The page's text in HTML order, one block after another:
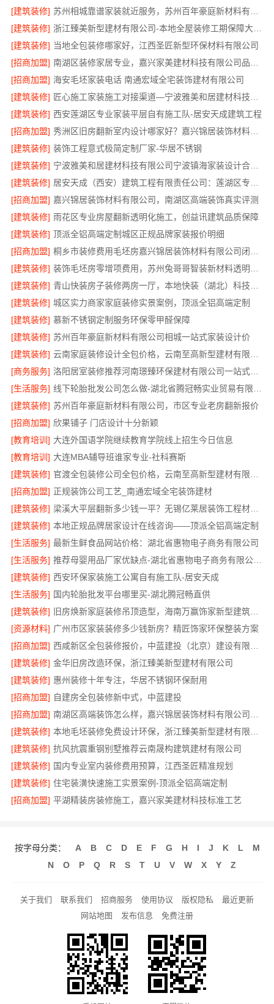
[建筑装修]
[建筑装修]
浙江臻美新型建材有限公司-本地全屋装修工期保障大平层
[建筑装修] 当地全包装修哪家好，江西圣匠新型环保材料有限公司
[招商加盟]
[招商加盟] 海安毛坯家装电话 南通宏域全宅装饰建材有限公司
[建筑装修]
[建筑装修] 西安莲湖区专业家装平层自有施工队-居安天成建筑工程
[招商加盟]
秀洲区旧房翻新室内设计哪家好？嘉兴锦居装饰材料有限公司靠谱
[建筑装修] 装饰工程意式极简定制厂家-华居不锈钢
[建筑装修]
宁波雅美和居建材科技有限公司宁波镇海家装设计合作联系方式
[建筑装修]
[招商加盟] 嘉兴锦居装饰材料有限公司，南湖区高端装饰真实评测
[建筑装修] 雨花区专业房屋翻新透明化施工，创益讯建筑品质保障
[建筑装修] 顶派全铝高端定制城区正规品牌家装报价明细
[招商加盟]
[建筑装修]
[建筑装修]
[建筑装修] 城区实力商家家庭装修实景案例，顶派全铝高端定制
[建筑装修] 慕新不锈钢定制服务环保零甲醛保障
[建筑装修] 苏州百年豪庭新材料有限公司相城一站式家装设计价
[建筑装修]
[商务服务]
洛阳居室装修推荐河南璟臻环保建材有限公司一站式服务
[生活服务]
[建筑装修] 苏州百年豪庭新材料有限公司，市区专业老房翻新报价
[招商加盟] 欣果铺子 门店设计十分新颖
[教育培训] 大连外国语学院继续教育学院线上招生今日信息
[教育培训] 大连MBA辅导班谁家专业-社科赛斯
[建筑装修]
[招商加盟] 正规装饰公司工艺_南通宏域全宅装饰建材
[建筑装修]
梁溪大平层翻新多少钱一平？无锡亿莱居装饰工程材料有限公司
[建筑装修] 本地正规品牌居家设计在线咨询——顶派全铝高端定制
[生活服务] 最新生鲜食品网站价格：湖北省惠物电子商务有限公司
[生活服务]
推荐母婴用品厂家优缺点-湖北省惠物电子商务有限公司推荐
[建筑装修] 西安环保家装施工公寓自有施工队-居安天成
[生活服务] 国内轮胎批发平台哪里买-湖北腾冠畅直供
[建筑装修]
旧房焕新家庭装修吊顶造型，海南万赢饰家新型建筑材料有限公美化空间
[资源材料] 广州市区家装装修多少钱新房？精匠饰家环保整装方案
[招商加盟]
[建筑装修] 金华旧房改造环保，浙江臻美新型建材有限公司
[建筑装修] 惠州装修十年专注，华居不锈钢环保耐用
[招商加盟] 自建房全包装修新中式，中蓝建投
[招商加盟]
[建筑装修]
[建筑装修] 抗风抗震重钢别墅推荐云南晟构建筑建材有限公司
[建筑装修] 国内专业室内装修费用预算，江西圣匠精准规划
[建筑装修] 住宅装潢快速施工实景案例-顶派全铝高端定制
[招商加盟] 平湖精装房装修施工，嘉兴家美建材科技标准工艺
按字母分类： A B C D E F G H I J K L
M
N
O P Q R S T U V W X Y Z
关于我们 联系我们 招商服务 使用协议 版权隐私
最近更新
网站地图
发布信息 免费注册